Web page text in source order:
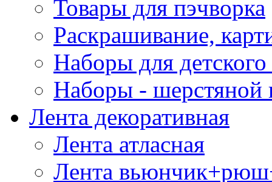
Товары для пэчворка
Раскрашивание,
Наборы для
Наборы - шерстяной
Лента декоративная
Лента атласная
Лента